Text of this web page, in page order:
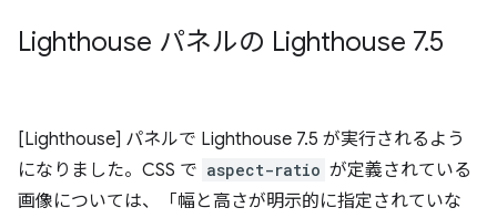
Lighthouse パネルの Lighthouse 7.5
[Lighthouse] パネルで Lighthouse 7.5 が実行されるよう
になりました。CSS で aspect-ratio が定義されている
画像については、「幅と高さが明示的に指定されていな